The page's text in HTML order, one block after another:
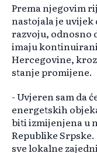
Prema njegovim
nastojala je uvijek
razvoju, odnosno
imaju
Hercegovine,
stanje promijene.
- Uvjeren sam da
energetskih
biti izmijenjena u
Republike
sve lokalne